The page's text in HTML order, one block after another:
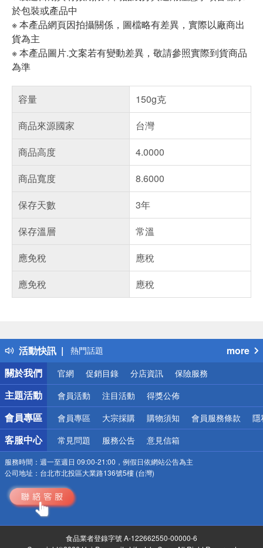
於包裝或產品中
※ 本產品網頁因拍攝關係，圖檔略有差異，實際以廠商出
貨為主
※ 本產品圖片.文案若有變動差異，敬請參照實際到貨商品
為準
容量
150g克
商品來源國家
台灣
商品高度
4.0000
商品寬度
8.6000
保存天數
3年
保存溫層
常溫
應免稅
應稅
應免稅
應稅
活動快訊
得獎公告
熱門話題
銀行優惠
偏遠地區配送
詐騙網頁！請小心！
more
關於我們
官網 促銷目錄 分店資訊 保險服務
主題活動 會員活動 注目活動 得獎公佈
會員專區 會員專區 大宗採購 購物須知 會員服務條款 隱
客服中心 常見問題 服務公告 意見信箱
服務時間： 週一至週日 09:00-21:00，例假日依網站公告為主
公司地址： 台北市北投區大業路136號5樓 (台灣)
食品業者登錄字號 A-122662550-00000-6